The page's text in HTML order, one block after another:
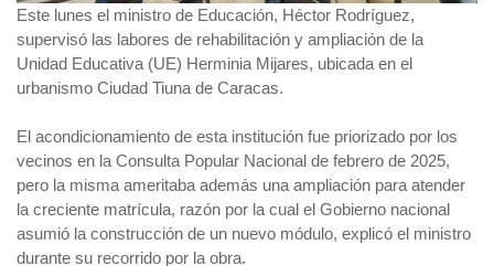
Este lunes el ministro de Educación, Héctor Rodríguez,
supervisó las labores de rehabilitación y ampliación de la
Unidad Educativa (UE) Herminia Mijares, ubicada en el
urbanismo Ciudad Tiuna de Caracas.
El acondicionamiento de esta institución fue priorizado por los
vecinos en la Consulta Popular Nacional de febrero de 2025,
pero la misma ameritaba además una ampliación para atender
la creciente matrícula, razón por la cual el Gobierno nacional
asumió la construcción de un nuevo módulo, explicó el ministro
durante su recorrido por la obra.